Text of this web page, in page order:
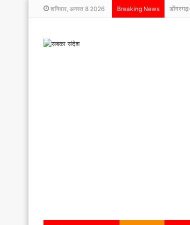
शनिवार, अगस्त 8 2026 Breaking News